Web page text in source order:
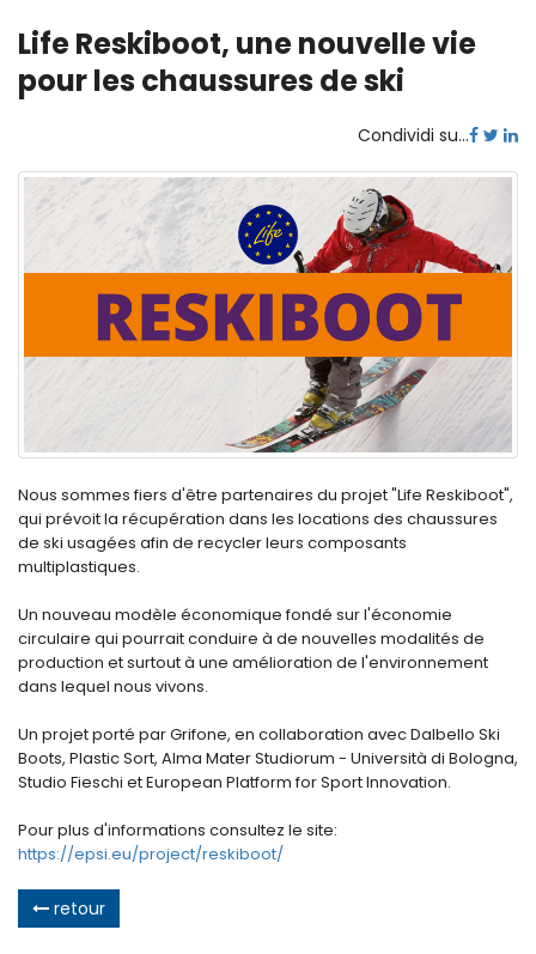
Life Reskiboot, une nouvelle vie
pour les chaussures de ski
Condividi su...
Nous sommes fiers d'être partenaires du projet "Life Reskiboot",
qui prévoit la récupération dans les locations des chaussures
de ski usagées afin de recycler leurs composants
multiplastiques.
Un nouveau modèle économique fondé sur l'économie
circulaire qui pourrait conduire à de nouvelles modalités de
production et surtout à une amélioration de l'environnement
dans lequel nous vivons.
Un projet porté par Grifone, en collaboration avec Dalbello Ski
Boots, Plastic Sort, Alma Mater Studiorum - Università di Bologna,
Studio Fieschi et European Platform for Sport Innovation.
Pour plus d'informations consultez le site:
https://epsi.eu/project/reskiboot/
retour